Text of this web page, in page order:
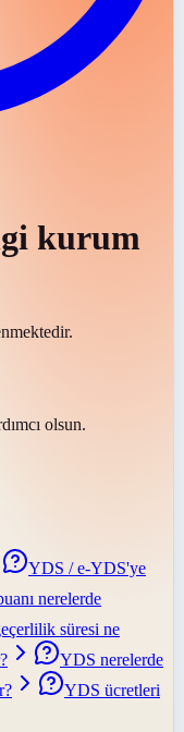
kurum
olsun.
YDS / e-YDS'ye
nerelerde
süresi ne
YDS nerelerde
YDS ücretleri